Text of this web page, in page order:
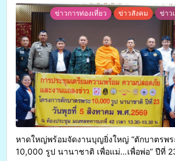
ข่าวการท่องเที่ยว ข่าวสังคม ข่าว
หาดใหญ่พร้อมจัดงานบุญยิ่งใหญ่ “ตักบาตรพร
10,000 รูป นานาชาติ เพื่อแม่…เพื่อพ่อ” ปีที่